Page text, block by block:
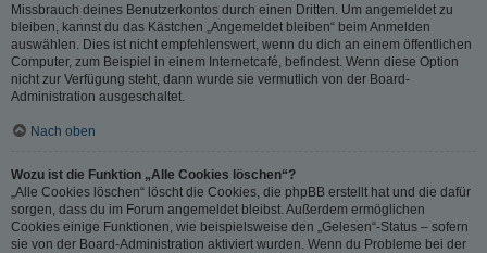
Missbrauch deines Benutzerkontos durch einen Dritten. Um angemeldet zu
bleiben, kannst du das Kästchen „Angemeldet bleiben“ beim Anmelden
auswählen. Dies ist nicht empfehlenswert, wenn du dich an einem öffentlichen
Computer, zum Beispiel in einem Internetcafé, befindest. Wenn diese Option
nicht zur Verfügung steht, dann wurde sie vermutlich von der Board-
Administration ausgeschaltet.
Nach oben
Wozu ist die Funktion „Alle Cookies löschen“?
„Alle Cookies löschen“ löscht die Cookies, die phpBB erstellt hat und die dafür
sorgen, dass du im Forum angemeldet bleibst. Außerdem ermöglichen
Cookies einige Funktionen, wie beispielsweise den „Gelesen“-Status – sofern
sie von der Board-Administration aktiviert wurden. Wenn du Probleme bei der